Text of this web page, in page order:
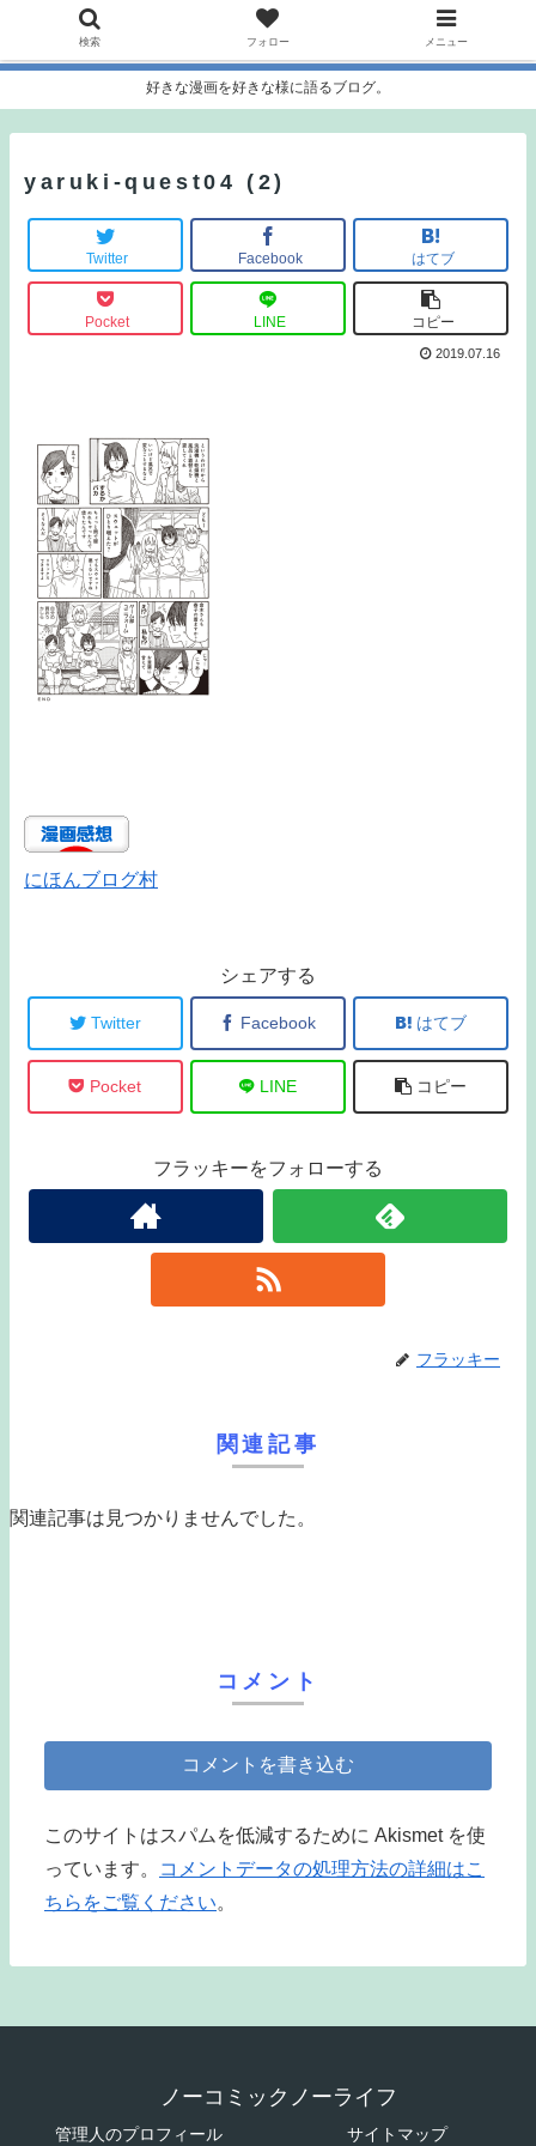
好きな漫画を好きな様に語るブログ。
yaruki-quest04 (2)
Twitter Facebook はてブ
Pocket LINE コピー
2019.07.16
にほんブログ村
シェアする
Twitter Facebook はてブ
Pocket LINE コピー
フラッキーをフォローする
フラッキー
関連記事
関連記事は見つかりませんでした。
コメント
コメントを書き込む
このサイトはスパムを低減するために Akismet を使
っています。
コメントデータの処理方法の詳細はこ
ちらをご覧ください。
ノーコミックノーライフ
管理人のプロフィール サイトマップ
検索 フォロー メニュー